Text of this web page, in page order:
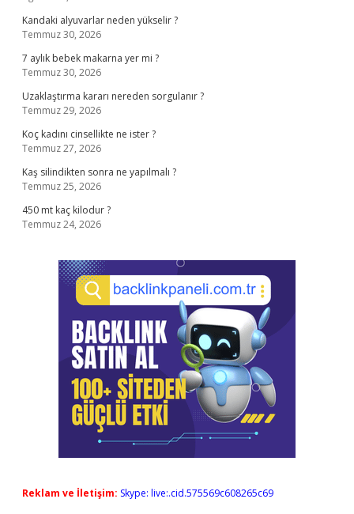
Kandaki alyuvarlar neden yükselir ?
Temmuz 30, 2026
7 aylık bebek makarna yer mi ?
Temmuz 30, 2026
Uzaklaştırma kararı nereden sorgulanır ?
Temmuz 29, 2026
Koç kadını cinsellikte ne ister ?
Temmuz 27, 2026
Kaş silindikten sonra ne yapılmalı ?
Temmuz 25, 2026
450 mt kaç kilodur ?
Temmuz 24, 2026
Reklam ve İletişim: Skype: live:.cid.575569c608265c69